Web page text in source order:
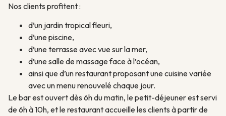
Nos clients profitent :
d’un jardin tropical fleuri,
d’une piscine,
d’une terrasse avec vue sur la mer,
d’une salle de massage face à l’océan,
ainsi que d’un restaurant proposant une cuisine variée
avec un menu renouvelé chaque jour.
Le bar est ouvert dès 6h du matin, le petit-déjeuner est servi
de 6h à 10h, et le restaurant accueille les clients à partir de